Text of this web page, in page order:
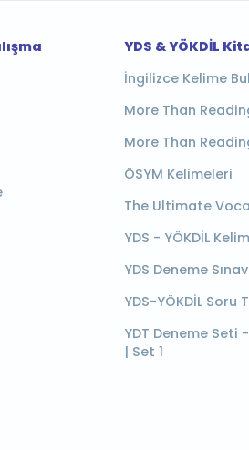
YDS & YÖKDİL
İngilizce Kelime
More Than
More Than
ÖSYM Kelimeleri
The Ultimate
YDS - YÖKDİL
YDS Deneme
YDS-YÖKDİL Soru
YDT Deneme Seti
| Set 1